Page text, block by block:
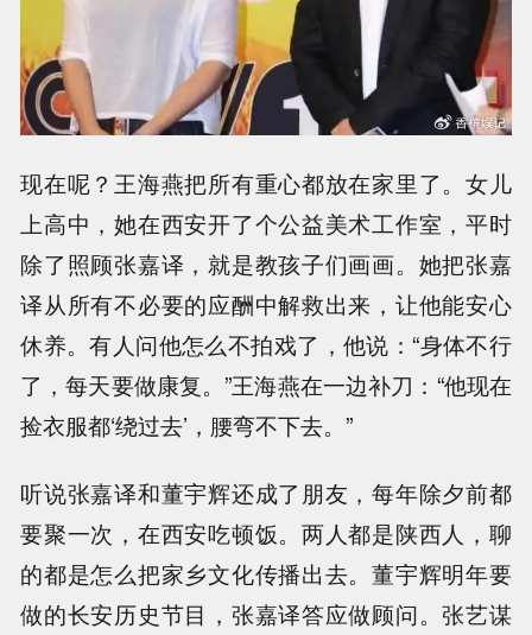
现在呢？王海燕把所有重心都放在家里了。女儿
上高中，她在西安开了个公益美术工作室，平时
除了照顾张嘉译，就是教孩子们画画。她把张嘉
译从所有不必要的应酬中解救出来，让他能安心
休养。有人问他怎么不拍戏了，他说：“身体不行
了，每天要做康复。”王海燕在一边补刀：“他现在
捡衣服都‘绕过去’，腰弯不下去。”
听说张嘉译和董宇辉还成了朋友，每年除夕前都
要聚一次，在西安吃顿饭。两人都是陕西人，聊
的都是怎么把家乡文化传播出去。董宇辉明年要
做的长安历史节目，张嘉译答应做顾问。张艺谋